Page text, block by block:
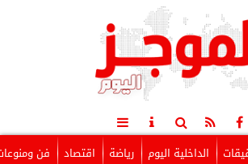
الداخلية اليوم رياضة اقتصاد فن